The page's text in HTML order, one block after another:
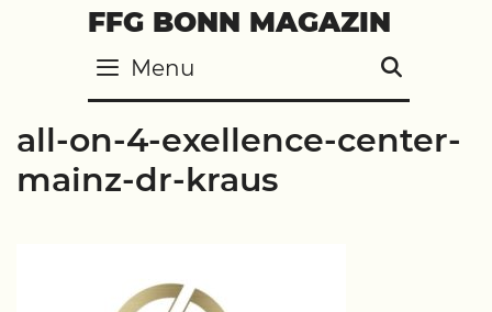
FFG BONN MAGAZIN
Menu
all-on-4-exellence-center-
mainz-dr-kraus